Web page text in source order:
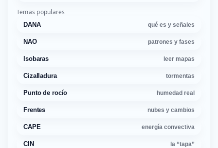
Temas populares
DANA qué es y señales
NAO patrones y fases
Isobaras leer mapas
Cizalladura tormentas
Punto de rocío humedad real
Frentes nubes y cambios
CAPE energía convectiva
CIN la “tapa”